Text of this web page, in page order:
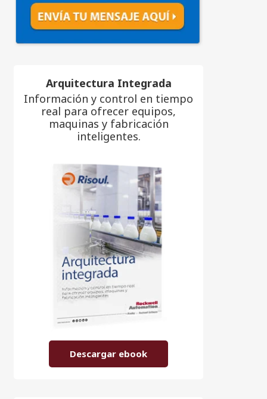
Arquitectura Integrada
Información y control en tiempo
real para ofrecer equipos,
maquinas y fabricación
inteligentes.
Descargar ebook